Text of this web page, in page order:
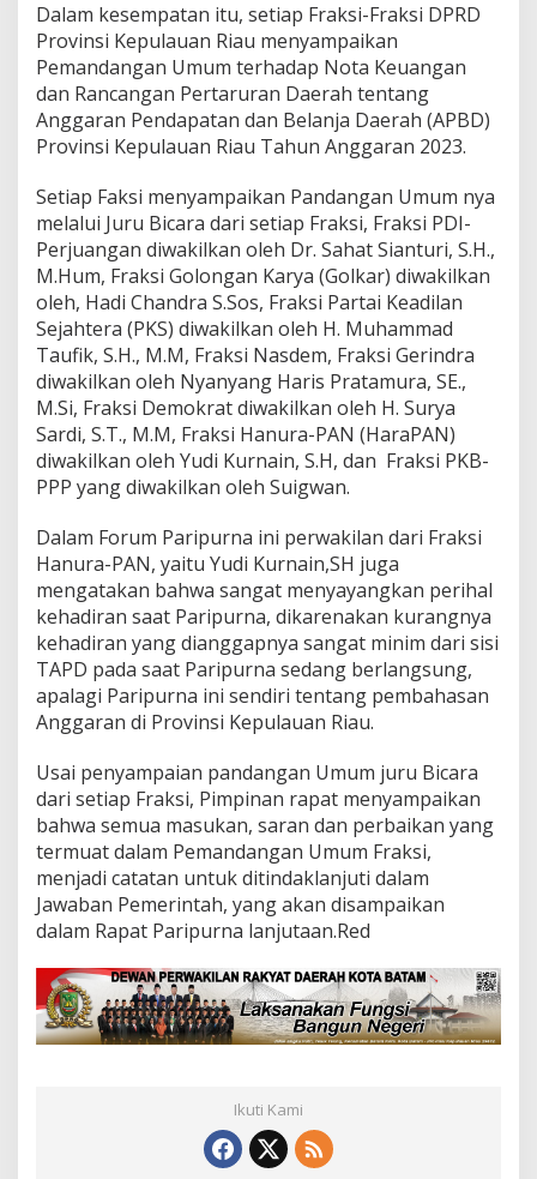
D
K
e
p
i
T
h
a
d
a
p
R
a
n
p
e
d
a
A
B
D
T
A
2
0
2
3
Dalam kesempatan itu, setiap Fraksi-Fraksi DPRD
Provinsi Kepulauan Riau menyampaikan
Pemandangan Umum terhadap Nota Keuangan
dan Rancangan Pertaruran Daerah tentang
Anggaran Pendapatan dan Belanja Daerah (APBD)
Provinsi Kepulauan Riau Tahun Anggaran 2023.
Setiap Faksi menyampaikan Pandangan Umum nya
melalui Juru Bicara dari setiap Fraksi, Fraksi PDI-
Perjuangan diwakilkan oleh Dr. Sahat Sianturi, S.H.,
M.Hum, Fraksi Golongan Karya (Golkar) diwakilkan
oleh, Hadi Chandra S.Sos, Fraksi Partai Keadilan
Sejahtera (PKS) diwakilkan oleh H. Muhammad
Taufik, S.H., M.M, Fraksi Nasdem, Fraksi Gerindra
diwakilkan oleh Nyanyang Haris Pratamura, SE.,
M.Si, Fraksi Demokrat diwakilkan oleh H. Surya
Sardi, S.T., M.M, Fraksi Hanura-PAN (HaraPAN)
diwakilkan oleh Yudi Kurnain, S.H, dan Fraksi PKB-
PPP yang diwakilkan oleh Suigwan.
Dalam Forum Paripurna ini perwakilan dari Fraksi
Hanura-PAN, yaitu Yudi Kurnain,SH juga
mengatakan bahwa sangat menyayangkan perihal
kehadiran saat Paripurna, dikarenakan kurangnya
kehadiran yang dianggapnya sangat minim dari sisi
TAPD pada saat Paripurna sedang berlangsung,
apalagi Paripurna ini sendiri tentang pembahasan
Anggaran di Provinsi Kepulauan Riau.
Usai penyampaian pandangan Umum juru Bicara
dari setiap Fraksi, Pimpinan rapat menyampaikan
bahwa semua masukan, saran dan perbaikan yang
termuat dalam Pemandangan Umum Fraksi,
menjadi catatan untuk ditindaklanjuti dalam
Jawaban Pemerintah, yang akan disampaikan
dalam Rapat Paripurna lanjutaan.Red
Ikuti Kami